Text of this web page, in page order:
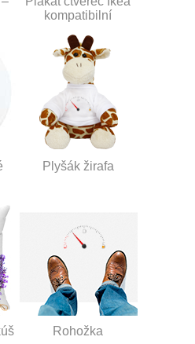
kompatibilní
Plyšák žirafa
Rohožka